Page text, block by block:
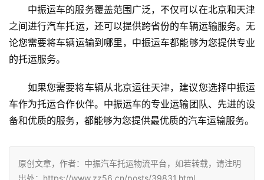
中振运车的服务覆盖范围广泛，不仅可以在北京和天津
之间进行汽车托运，还可以提供跨省份的车辆运输服务。无
论您需要将车辆运输到哪里，中振运车都能够为您提供专业
的托运服务。
如果您需要将车辆从北京运往天津，建议您选择中振运
车作为托运合作伙伴。中振运车的专业运输团队、先进的设
备和优质的服务，都能够为您提供最优质的汽车运输服务。
原创文章，作者：中振汽车托运物流平台，如若转载，请注明